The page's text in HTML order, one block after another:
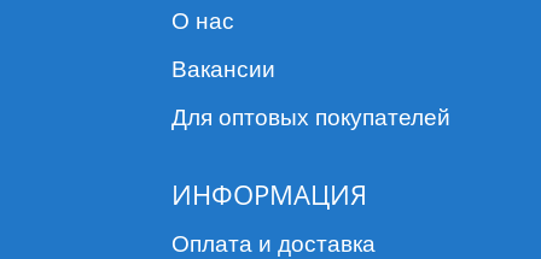
О нас
Вакансии
Для оптовых покупателей
ИНФОРМАЦИЯ
Оплата и доставка